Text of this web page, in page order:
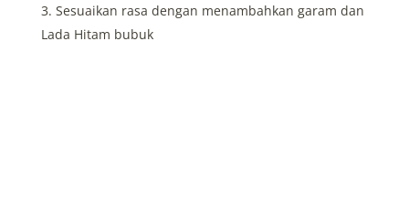
Sesuaikan rasa dengan menambahkan garam dan
Lada Hitam bubuk